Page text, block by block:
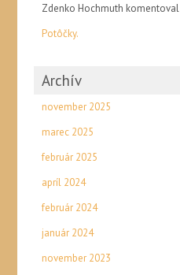
Zdenko Hochmuth komentoval
Potôčky.
Archív
november 2025
marec 2025
február 2025
apríl 2024
február 2024
január 2024
november 2023